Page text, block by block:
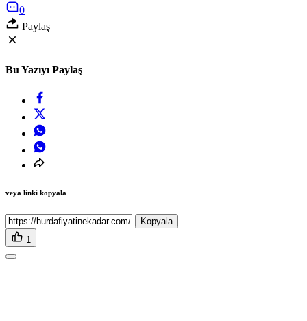
0
Paylaş
Bu Yazıyı Paylaş
veya linki kopyala
Kopyala
1